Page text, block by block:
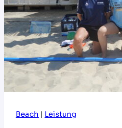
Beach | Leistung